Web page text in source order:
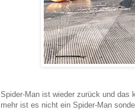
Spider-Man ist wieder zurück und das
mehr ist es nicht ein Spider-Man